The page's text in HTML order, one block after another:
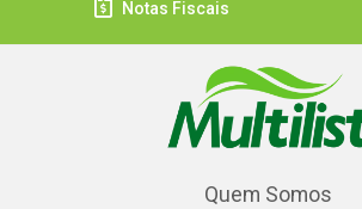
Notas Fiscais
Quem Somos